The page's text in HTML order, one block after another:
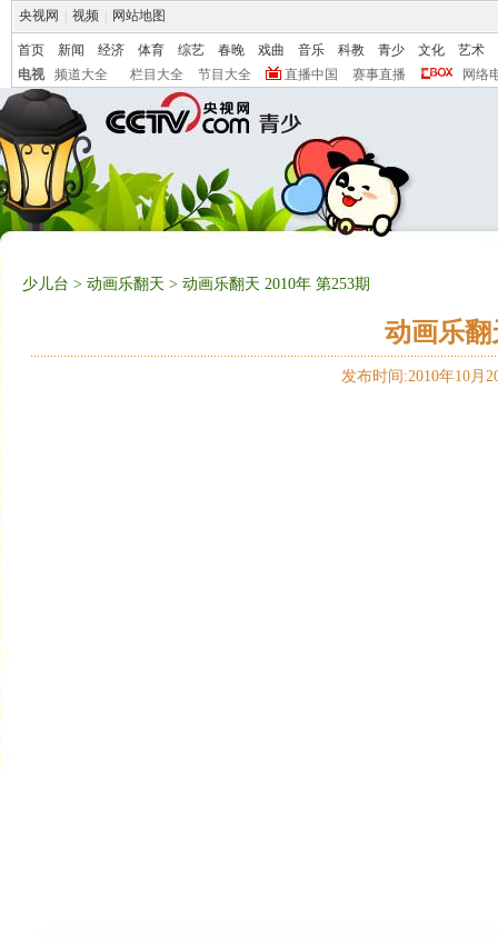
央视网 视频 网站地图
首页 新闻 经济 体育 综艺 春晚 戏曲 音乐 科教 青少 文化
艺术
电视
频道大全 栏目大全 节目大全 直播中国 赛事直播 网络
少儿台 > 动画乐翻天 > 动画乐翻天 2010年 第253期
动画乐翻
发布时间:2010年10月